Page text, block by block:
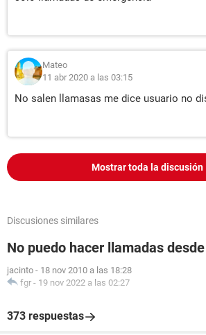
Mateo
11 abr 2020 a las 03:15
No salen llamasas me dice usuario no
Mostrar toda la discusión
Discusiones similares
No puedo hacer llamadas
jacinto - 18 nov 2010 a las 18:28
fgr - 19 nov 2022 a las 02:27
373 respuestas